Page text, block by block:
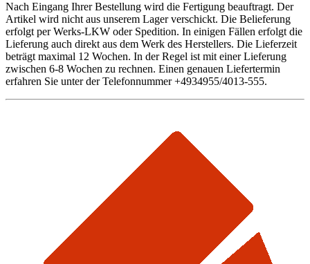
Nach Eingang Ihrer Bestellung wird die Fertigung beauftragt. Der
Artikel wird nicht aus unserem Lager verschickt. Die Belieferung
erfolgt per Werks-LKW oder Spedition. In einigen Fällen erfolgt die
Lieferung auch direkt aus dem Werk des Herstellers. Die Lieferzeit
beträgt maximal 12 Wochen. In der Regel ist mit einer Lieferung
zwischen 6-8 Wochen zu rechnen. Einen genauen Liefertermin
erfahren Sie unter der Telefonnummer +4934955/4013-555.